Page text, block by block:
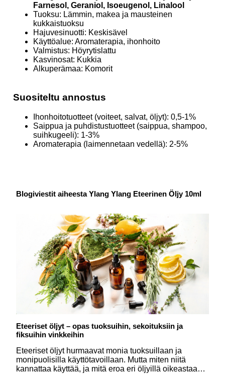
Farnesol, Geraniol, Isoeugenol, Linalool
Tuoksu: Lämmin, makea ja mausteinen
kukkaistuoksu
Hajuvesinuotti: Keskisävel
Käyttöalue: Aromaterapia, ihonhoito
Valmistus: Höyrytislattu
Kasvinosat: Kukkia
Alkuperämaa: Komorit
Suositeltu annostus
Ihonhoitotuotteet (voiteet, salvat, öljyt): 0,5-1%
Saippua ja puhdistustuotteet (saippua, shampoo,
suihkugeeli): 1-3%
Aromaterapia (laimennetaan vedellä): 2-5%
Blogiviestit aiheesta Ylang Ylang Eteerinen Öljy 10ml
Eteeriset öljyt – opas tuoksuihin, sekoituksiin ja
fiksuihin vinkkeihin
Eteeriset öljyt hurmaavat monia tuoksuillaan ja
monipuolisilla käyttötavoillaan. Mutta miten niitä
kannattaa käyttää, ja mitä eroa eri öljyillä oikeastaan